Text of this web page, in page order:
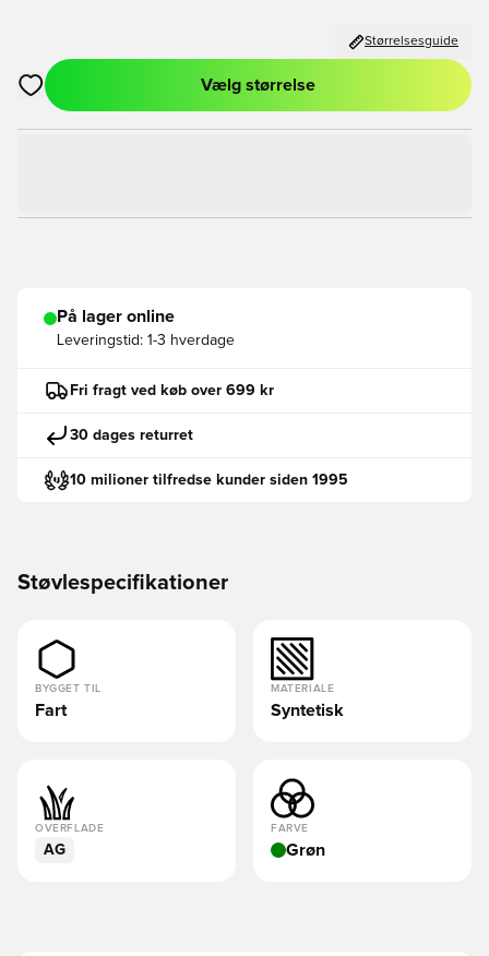
Størrelsesguide
Åbner en Modal til at logge ind eller tilmelde dig som medlem
Vælg størrelse
På lager online
Leveringstid: 1-3 hverdage
Fri fragt ved køb over 699 kr
30 dages returret
10 milioner tilfredse kunder siden 1995
Støvlespecifikationer
BYGGET TIL
Fart
MATERIALE
Syntetisk
OVERFLADE
AG
FARVE
Grøn